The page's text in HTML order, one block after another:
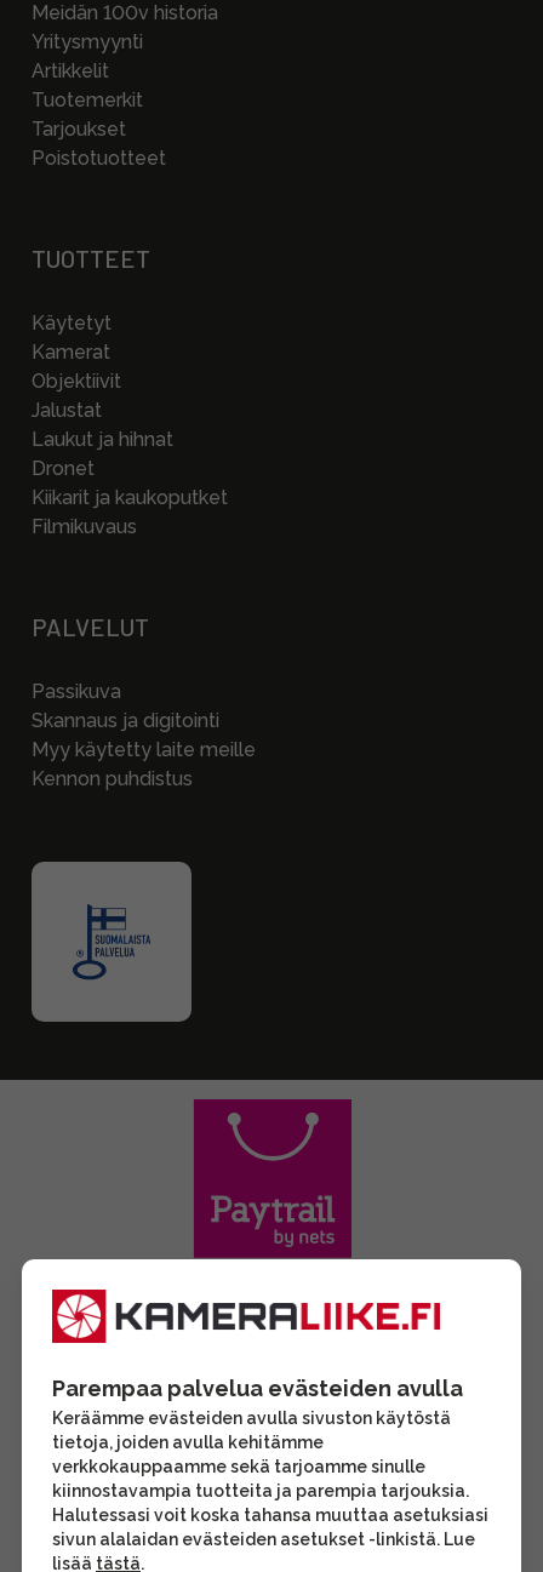
Meidän 100v historia
Yritysmyynti
Artikkelit
Tuotemerkit
Tarjoukset
Poistotuotteet
TUOTTEET
Käytetyt
Kamerat
Objektiivit
Jalustat
Laukut ja hihnat
Dronet
Kiikarit ja kaukoputket
Filmikuvaus
PALVELUT
Passikuva
Skannaus ja digitointi
Myy käytetty laite meille
Kennon puhdistus
Parempaa palvelua evästeiden avulla
Keräämme evästeiden avulla sivuston käytöstä
tietoja, joiden avulla kehitämme
verkkokauppaamme sekä tarjoamme sinulle
kiinnostavampia tuotteita ja parempia tarjouksia.
Halutessasi voit koska tahansa muuttaa asetuksiasi
sivun alalaidan evästeiden asetukset -linkistä. Lue
lisää tästä.